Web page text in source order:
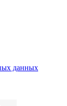
данных